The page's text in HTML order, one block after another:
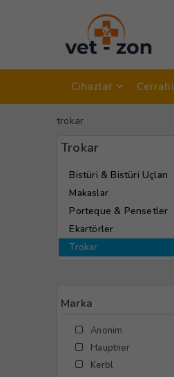
Cihazlar Cerrahi
trokar
Trokar
Bistüri & Bistüri Uçları
Makaslar
Porteque & Pensetler
Ekartörler
Trokar
Marka
Anonim
Hauptner
Kerbl